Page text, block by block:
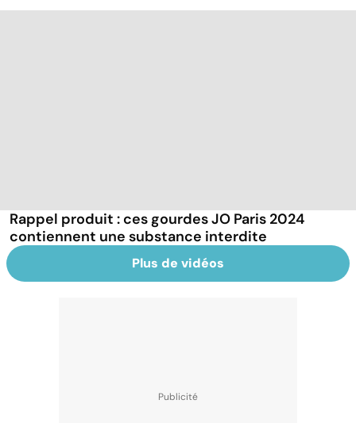
Rappel produit : ces gourdes JO Paris 2024
contiennent une substance interdite
Plus de vidéos